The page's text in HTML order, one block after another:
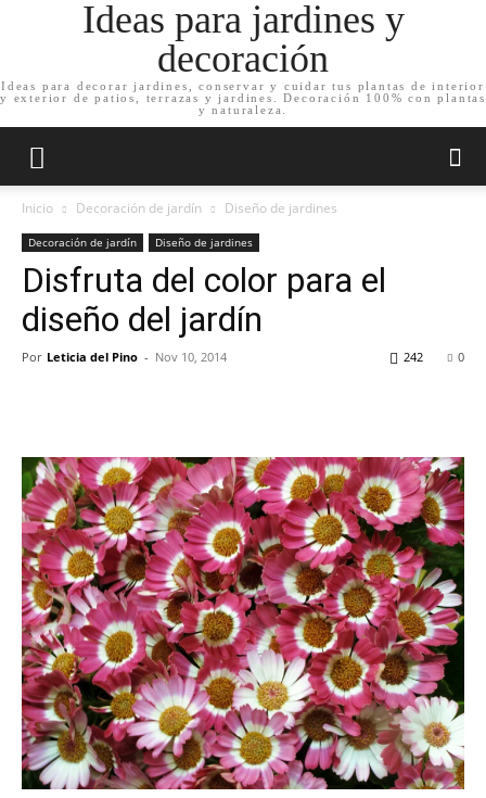
Ideas para jardines y
decoración
Ideas para decorar jardines, conservar y cuidar tus plantas de interior
y exterior de patios, terrazas y jardines. Decoración 100% con plantas
y naturaleza.
Inicio Decoración de jardín Diseño de jardines
Decoración de jardín Diseño de jardines
Disfruta del color para el
diseño del jardín
Por Leticia del Pino - Nov 10, 2014 0
242